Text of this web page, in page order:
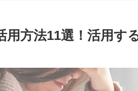
用方法11選！活用す